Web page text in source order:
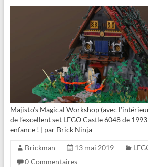
Majisto’s Magical Workshop (avec
de l’excellent set LEGO Castle 6048 de
enfance ! | par Brick Ninja
Brickman 13 mai 2019
0 Commentaires